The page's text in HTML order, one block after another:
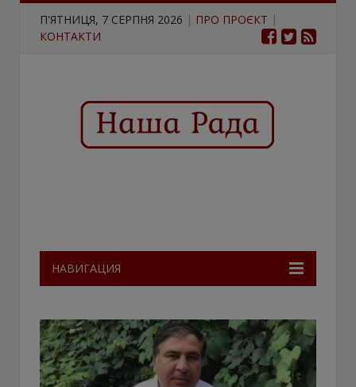
П'ЯТНИЦЯ, 7 СЕРПНЯ 2026 | ПРО ПРОЄКТ |
КОНТАКТИ
НАВИГАЦИЯ